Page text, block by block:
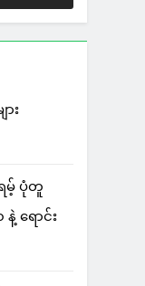
ား
ရမ့် ပုံတူ
နဲ့ ရောင်း